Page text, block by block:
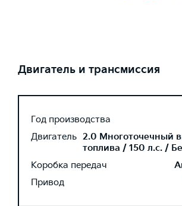
Двигатель и трансмиссия
Год производства
Двигатель 2.0 Многоточечный
топлива / 150 л.с. /
Коробка передач
Привод